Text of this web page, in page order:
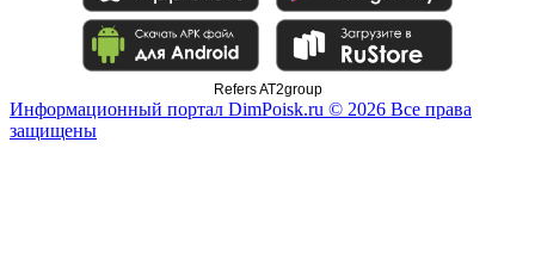
Refers AT2group
Информационный портал DimPoisk.ru © 2026 Все права
защищены